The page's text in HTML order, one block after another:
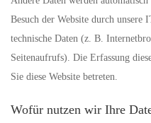
Besuch der Website durch unsere
technische Daten (z. B.
Seitenaufrufs). Die Erfassung
Sie diese Website betreten.
Wofür nutzen wir Ihre